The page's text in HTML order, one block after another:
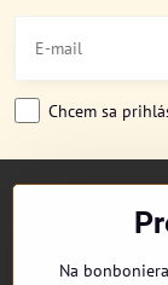
Chcem sa
Na